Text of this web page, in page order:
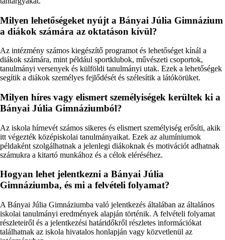
Milyen lehetőségeket nyújt a Bányai Júlia Gimnázium
a diákok számára az oktatáson kívül?
Az intézmény számos kiegészítő programot és lehetőséget kínál a
diákok számára, mint például sportklubok, művészeti csoportok,
tanulmányi versenyek és külföldi tanulmányi utak. Ezek a lehetőségek
segítik a diákok személyes fejlődését és szélesítik a látókörüket.
Milyen híres vagy elismert személyiségek kerültek ki a
Bányai Júlia Gimnáziumból?
Az iskola hírnevét számos sikeres és elismert személyiség erősíti, akik
itt végezték középiskolai tanulmányaikat. Ezek az alumíniumok
példaként szolgálhatnak a jelenlegi diákoknak és motivációt adhatnak
számukra a kitartó munkához és a célok eléréséhez.
Hogyan lehet jelentkezni a Bányai Júlia
Gimnáziumba, és mi a felvételi folyamat?
A Bányai Júlia Gimnáziumba való jelentkezés általában az általános
iskolai tanulmányi eredmények alapján történik. A felvételi folyamat
részleteiről és a jelentkezési határidőkről részletes információkat
találhatnak az iskola hivatalos honlapján vagy közvetlenül az